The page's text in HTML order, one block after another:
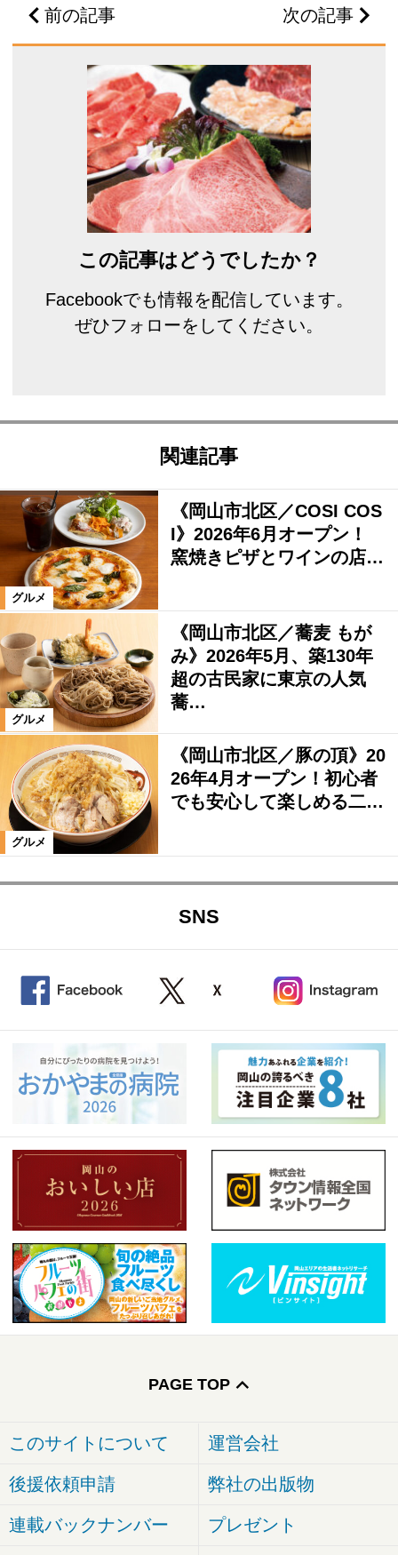
前の記事 次の記事
この記事はどうでしたか？
Facebookでも情報を配信しています。
ぜひフォローをしてください。
関連記事
グルメ
《岡山市北区／COSI COS
I》2026年6月オープン！
窯焼きピザとワインの店…
グルメ
《岡山市北区／蕎麦 もが
み》2026年5月、築130年
超の古民家に東京の人気
蕎…
グルメ
《岡山市北区／豚の頂》20
26年4月オープン！初心者
でも安心して楽しめる二…
SNS
PAGE TOP
このサイトについて 運営会社
後援依頼申請 弊社の出版物
連載バックナンバー プレゼント